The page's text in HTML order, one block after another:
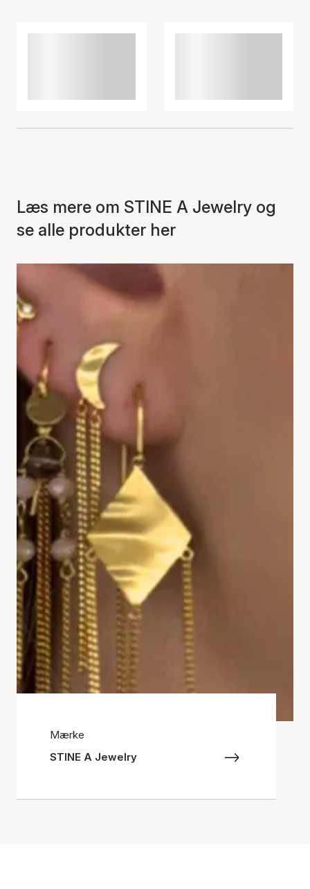
Læs mere om STINE A Jewelry og
se alle produkter her
Mærke
STINE A Jewelry